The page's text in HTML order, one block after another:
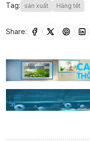
Tag: sản xuất Hàng tết
Share: